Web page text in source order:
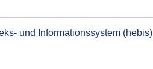
und Informationssystem (hebis)